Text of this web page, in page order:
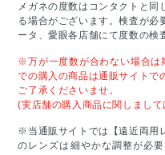
メガネの度数はコンタクトと同
る場合がございます。検査が必
ータ、愛眼各店舗にて度数の検
※万が一度数が合わない場合は
での購入の商品は通販サイトで
ご了承くださいませ。
(実店舗の購入商品に関しまし
※当通販サイトでは【遠近両用
のレンズは細やかな調整が必